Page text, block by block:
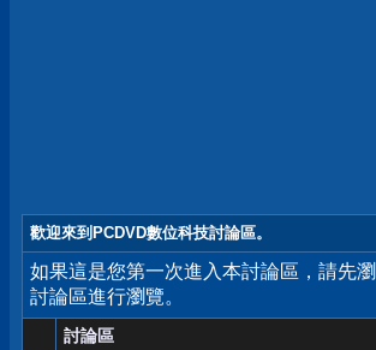
歡迎來到PCDVD數位科技討論區。
如果這是您第一次進入本討論區，請先
討論區進行瀏覽。
討論區